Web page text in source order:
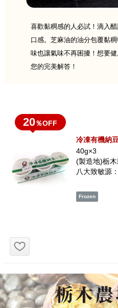
喜歡黏稠感的人必試！滴入
口感。芝麻油的油分包覆黏
味也讓氣味不再困擾！想要
您的完美解答！
20％OFF
冷凍有機納
40g×3
(製造地)栃
八大致敏源